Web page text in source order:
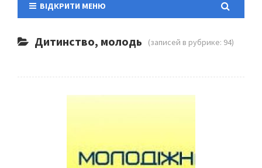
ВІДКРИТИ МЕНЮ
Дитинство, молодь (записей в рубрике: 94)